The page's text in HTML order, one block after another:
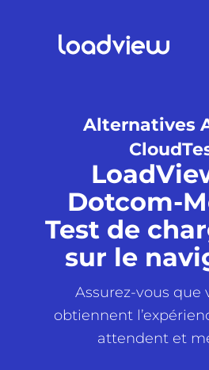
Alternatives
Dotcom-
Test de
sur le
Assurez-vous que
obtiennent
attendent et